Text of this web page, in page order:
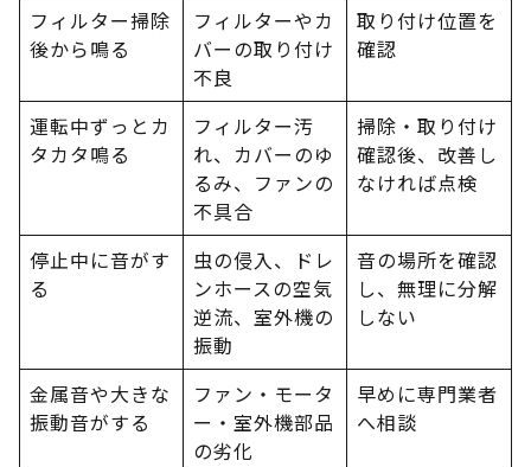
フィルター掃除
後から鳴る
フィルターやカ
バーの取り付け
不良
取り付け位置を
確認
運転中ずっとカ
タカタ鳴る
フィルター汚
れ、カバーのゆ
るみ、ファンの
不具合
掃除・取り付け
確認後、改善し
なければ点検
停止中に音がす
る
虫の侵入、ドレ
ンホースの空気
逆流、室外機の
振動
音の場所を確認
し、無理に分解
しない
金属音や大きな
振動音がする
ファン・モータ
ー・室外機部品
の劣化
早めに専門業者
へ相談